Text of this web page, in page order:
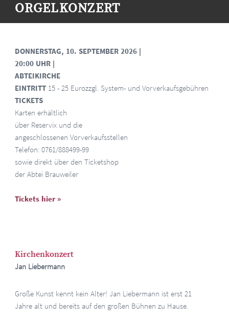
ORGELKONZERT
DONNERSTAG, 10. SEPTEMBER 2026 |
20:00 UHR |
ABTEIKIRCHE
EINTRITT 15 - 25 Eurozzgl. System- und Vorverkaufsgebühren
TICKETS
Karten erhältlich
über Reservix und die
angeschlossenen Vorverkaufsstellen
Telefon: 0761/888499-99
sowie direkt über den Ticketshop
der Abtei Brauweiler
Tickets hier »
Kirchenkonzert
Jan Liebermann
Große Kunst kennt kein Alter! Jan Liebermann ist erst 21
Jahre alt und bereits auf den großen Bühnen zu Hause.